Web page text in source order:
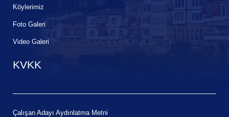
Köylerimiz
Foto Galeri
Video Galeri
KVKK
Çalışan Adayı Aydınlatma Metni